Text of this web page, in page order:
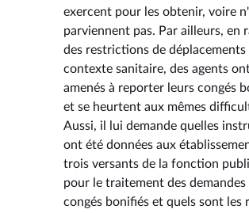
exercent pour les obtenir, voire
parviennent pas. Par ailleurs, en
des restrictions de déplacements
contexte sanitaire, des agents
amenés à reporter leurs congés
et se heurtent aux mêmes
Aussi, il lui demande quelles
ont été données aux
trois versants de la fonction
pour le traitement des demandes
congés bonifiés et quels sont les